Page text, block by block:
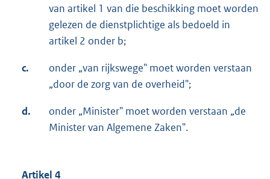
van artikel 1 van die beschikking moet worden
gelezen de dienstplichtige als bedoeld in
artikel 2 onder b;
c.
onder „van rijkswege" moet worden verstaan
„door de zorg van de overheid";
d.
onder „Minister" moet worden verstaan „de
Minister van Algemene Zaken".
Artikel 4